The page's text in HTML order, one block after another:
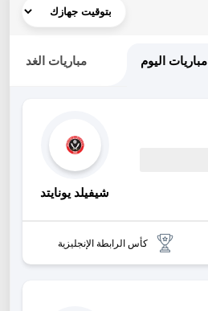
مباريات اليوم مباريات الغد
شيفيلد يونايتد
كأس الرابطة الإنجليزية